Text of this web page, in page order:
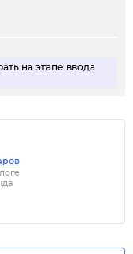
на этапе ввода